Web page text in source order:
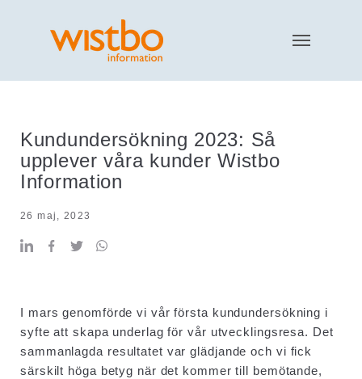
Kundundersökning 2023: Så
upplever våra kunder Wistbo
Information
26 maj, 2023
I mars genomförde vi vår första kundundersökning i
syfte att skapa underlag för vår utvecklingsresa. Det
sammanlagda resultatet var glädjande och vi fick
särskilt höga betyg när det kommer till bemötande,